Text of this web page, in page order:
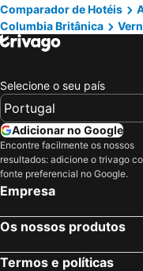
Comparador de Hotéis
Columbia Britânica
Selecione o seu país
Adicionar no Google
Encontre facilmente os nossos
resultados: adicione o trivago
fonte preferencial no Google.
Empresa
Os nossos produtos
Termos e políticas